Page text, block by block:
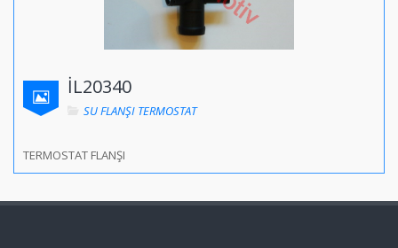
İL20340
SU FLANŞI TERMOSTAT
TERMOSTAT FLANŞI